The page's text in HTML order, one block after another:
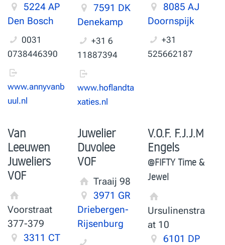
5224 AP
Den Bosch
0031
0738446390
www.annyvanb
uul.nl
7591 DK
Denekamp
+31 6
11887394
www.hoflandta
xaties.nl
8085 AJ
Doornspijk
+31
525662187
Van
Leeuwen
Juweliers
VOF
Voorstraat
377-379
3311 CT
Juwelier
Duvolee
VOF
Traaij 98
3971 GR
Driebergen-
Rijsenburg
V.O.F. F.J.J.M
Engels
@FIFTY Time &
Jewel
Ursulinenstra
at 10
6101 DP